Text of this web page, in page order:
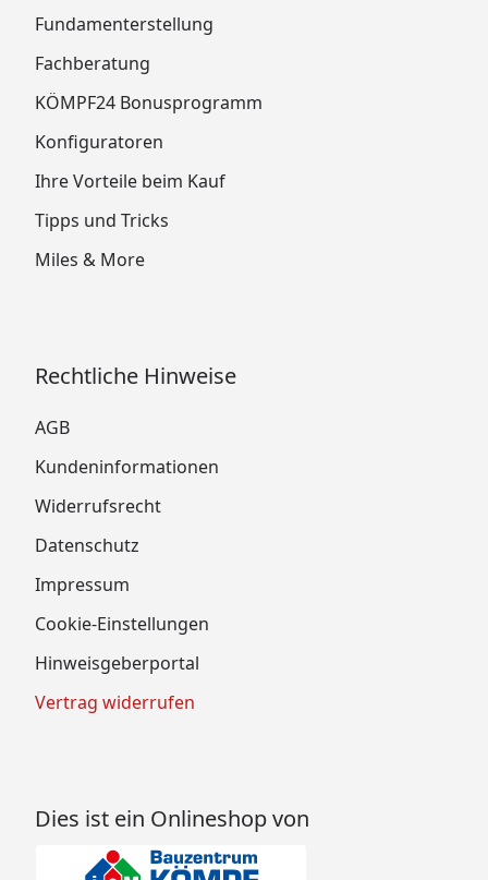
Fundamenterstellung
Fachberatung
KÖMPF24 Bonusprogramm
Konfiguratoren
Ihre Vorteile beim Kauf
Tipps und Tricks
Miles & More
Rechtliche Hinweise
AGB
Kundeninformationen
Widerrufsrecht
Datenschutz
Impressum
Cookie-Einstellungen
Hinweisgeberportal
Vertrag widerrufen
Dies ist ein Onlineshop von